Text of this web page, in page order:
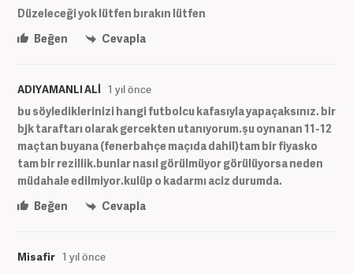
Düzeleceği yok lütfen bırakın lütfen
Beğen
Cevapla
ADIYAMANLI ALİ 1 yıl önce
bu söylediklerinizi hangi futbolcu kafasıyla yapaçaksınız. bir
bjk taraftarı olarak gercekten utanıyorum.şu oynanan 11-12
maçtan buyana (fenerbahçe maçıda dahil)tam bir fiyasko
tam bir rezillik.bunlar nasıl görülmüyor görülüyorsa neden
müdahale edilmiyor.kulüp o kadarmı aciz durumda.
Beğen
Cevapla
Misafir 1 yıl önce